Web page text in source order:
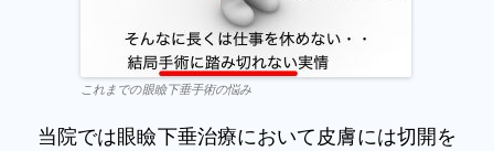
これまでの眼瞼下垂手術の悩み
当院では眼瞼下垂治療において皮膚には切開を